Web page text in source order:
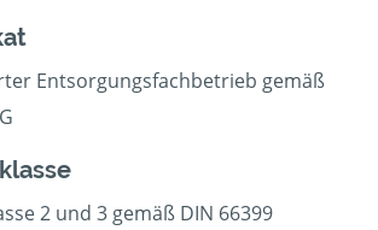
Entsorgungsfachbetrieb gemäß
2 und 3 gemäß DIN 66399